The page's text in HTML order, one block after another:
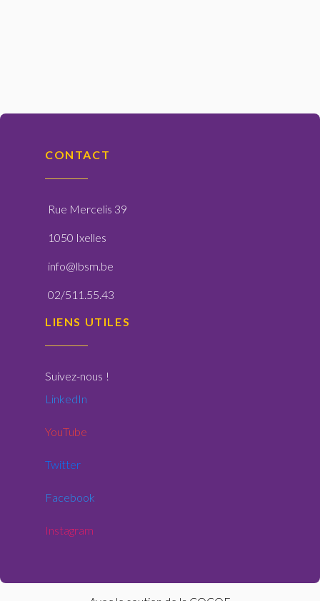
CONTACT
Rue Mercelis 39
1050 Ixelles
info@lbsm.be
02/511.55.43
LIENS UTILES
Suivez-nous !
LinkedIn
YouTube
Twitter
Facebook
Instagram